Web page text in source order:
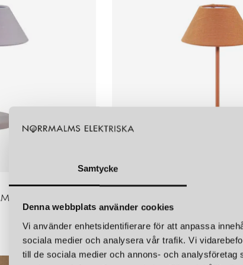
Samtycke
Denna webbplats använder cookies
Vi använder enhetsidentifierare för att anpassa
sociala medier och analysera vår trafik. Vi
till de sociala medier och annons- och
VARMGRÅ
WATT & VEKE
1 199 kr